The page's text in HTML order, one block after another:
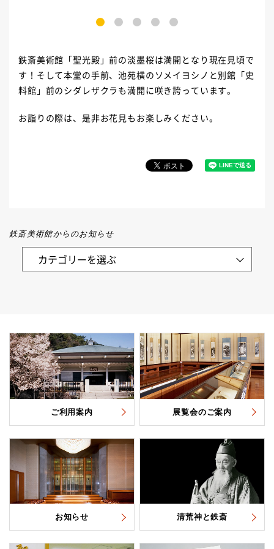
3 4 5
鉄斎美術館「聖光殿」前の淡墨桜は満開となり現在見頃で
す！そして本堂の手前、池苑横のソメイヨシノと別館「史
料館」前のシダレザクラも満開に咲き誇っています。
お詣りの際は、是非お花見もお楽しみください。
鉄斎美術館からのお知らせ
ご利用案内 展覧会のご案内
お知らせ 清荒神と鉄斎